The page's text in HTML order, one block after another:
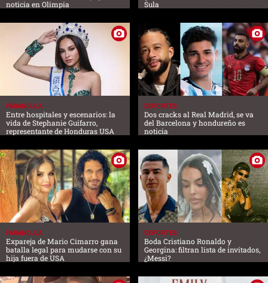
noticia en Olimpia
Sula
FARANDULA
Entre hospitales y escenarios: la
vida de Stephanie Guifarro,
representante de Honduras USA
DEPORTES
Dos cracks al Real Madrid, se va
del Barcelona y hondureño es
noticia
FARANDULA
Expareja de Mario Cimarro gana
batalla legal para mudarse con su
hija fuera de USA
DEPORTES
Boda Cristiano Ronaldo y
Georgina: filtran lista de invitados,
¿Messi?